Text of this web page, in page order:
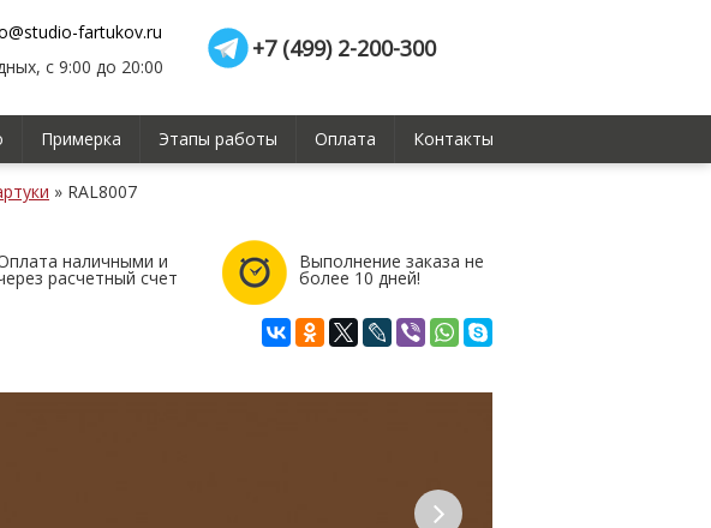
fartukov.ru
с 9:00 до 20:00
+7 (499) 2-200-300
Примерка Этапы работы Оплата Контакты
» RAL8007
наличными и
расчетный счет
Выполнение заказа не
более 10 дней!